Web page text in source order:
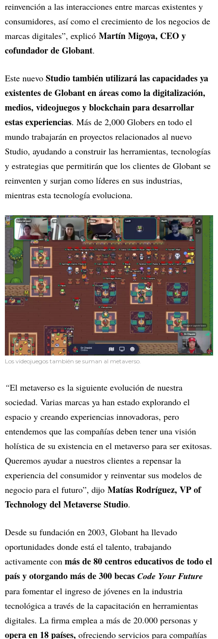
reinvención a las interacciones entre marcas existentes y
consumidores, así como el crecimiento de los negocios de
marcas digitales”, explicó Martín Migoya, CEO y
cofundador de Globant.
Este nuevo Studio también utilizará las capacidades ya
existentes de Globant en áreas como la digitalización,
medios, videojuegos y blockchain para desarrollar
estas experiencias. Más de 2,000 Globers en todo el
mundo trabajarán en proyectos relacionados al nuevo
Studio, ayudando a construir las herramientas, tecnologías
y estrategias que permitirán que los clientes de Globant se
reinventen y surjan como líderes en sus industrias,
mientras esta tecnología evoluciona.
Los videojuegos también se suman al metaverso.
“El metaverso es la siguiente evolución de nuestra
sociedad. Varias marcas ya han estado explorando el
espacio y creando experiencias innovadoras, pero
entendemos que las compañías deben tener una visión
holística de su existencia en el metaverso para ser exitosas.
Queremos ayudar a nuestros clientes a repensar la
experiencia del consumidor y reinventar sus modelos de
negocio para el futuro”, dijo Matías Rodríguez, VP of
Technology del Metaverse Studio.
Desde su fundación en 2003, Globant ha llevado
oportunidades donde está el talento, trabajando
activamente con más de 80 centros educativos de todo el
país y otorgando más de 300 becas Code Your Future
para fomentar el ingreso de jóvenes en la industria
tecnológica a través de la capacitación en herramientas
digitales. La firma emplea a más de 20.000 personas y
opera en 18 países, ofreciendo servicios para compañías